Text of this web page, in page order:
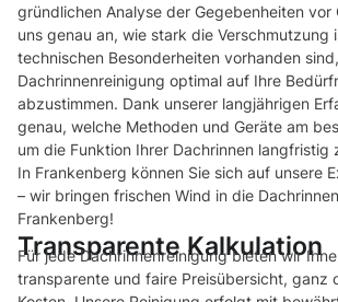
gründlichen Analyse der Gegebenheiten vor
uns genau an, wie stark die Verschmutzung
technischen Besonderheiten vorhanden
Dachrinnenreinigung optimal auf Ihre
abzustimmen. Dank unserer langjährigen
genau, welche Methoden und Geräte am
um die Funktion Ihrer Dachrinnen langfristig
In Frankenberg können Sie sich auf unsere
– wir bringen frischen Wind in die
Frankenberg!
Transparente Kalkulation
Für jede Dachrinnenreinigung bieten wir
transparente und faire Preisübersicht, ganz